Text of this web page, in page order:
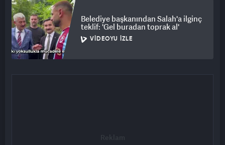
Belediye başkanından Salah'a ilginç
teklif: 'Gel buradan toprak al'
VIDEOYU İZLE